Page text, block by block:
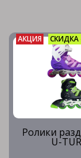
АКЦИЯ СКИДКА
Ролики
U-